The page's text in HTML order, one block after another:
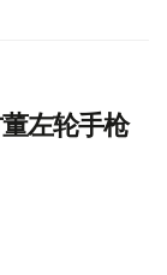
左轮手枪